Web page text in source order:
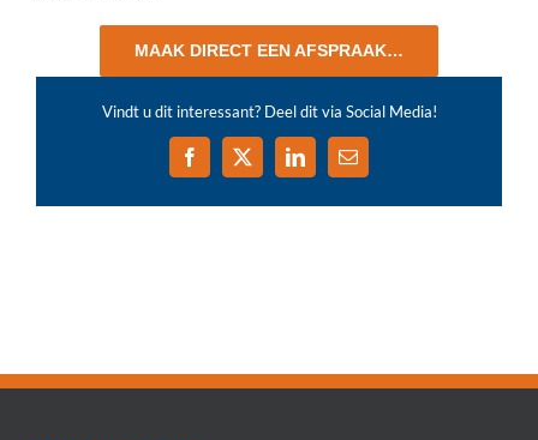
MAAK DIRECT EEN AFSPRAAK…
Vindt u dit interessant? Deel dit via Social Media!
Facebook
X LinkedIn
E-